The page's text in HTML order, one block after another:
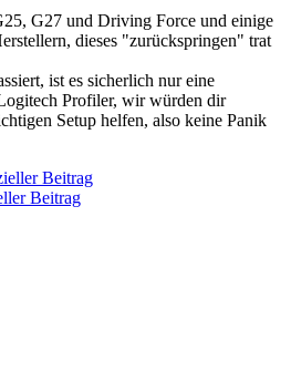
G27 und Driving Force und einige
dieses "zurückspringen" trat
ist es sicherlich nur eine
Profiler, wir würden dir
Setup helfen, also keine Panik
Beitrag
Beitrag